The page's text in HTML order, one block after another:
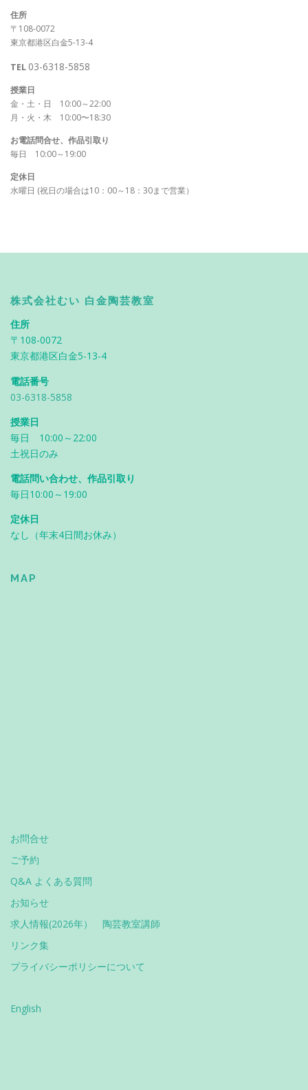
住所
〒108-0072
東京都港区白金5-13-4
TEL 03-6318-5858
授業日
金・土・日 10:00～22:00
月・火・木 10:00〜18:30
お電話問合せ、作品引取り
毎日 10:00～19:00
定休日
水曜日 (祝日の場合は10：00～18：30まで営業）
株式会社むい 白金陶芸教室
住所
〒108-0072
東京都港区白金5-13-4
電話番号
03-6318-5858
授業日
毎日 10:00～22:00
土祝日のみ
電話問い合わせ、作品引取り
毎日10:00～19:00
定休日
なし（年末4日間お休み）
MAP
お問合せ
ご予約
Q&A よくある質問
お知らせ
求人情報(2026年） 陶芸教室講師
リンク集
プライバシーポリシーについて
English